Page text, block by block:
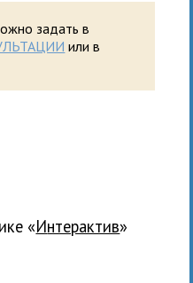
задать в
или в
« Интерактив»